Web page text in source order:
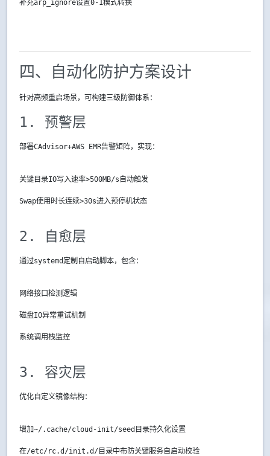
补充arp_ignore设置0-1模式转换
四、自动化防护方案设计
针对高频重启场景，可构建三级防御体系：
1. 预警层
部署CAdvisor+AWS EMR告警矩阵，实现：
关键目录IO写入速率>500MB/s自动触发
Swap使用时长连续>30s进入预停机状态
2. 自愈层
通过systemd 定制自启动脚本，包含：
网络接口检测逻辑
磁盘IO异常重试机制
系统调用栈监控
3. 容灾层
优化自定义镜像结构：
增加~/.cache/cloud-init/seed 目录持久化设置
在/etc/rc.d/init.d/目录中布防关键服务自启动校验